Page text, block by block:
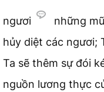
ngươi
những
hủy diệt các ngươi;
Ta sẽ thêm sự đói
nguồn lương thực